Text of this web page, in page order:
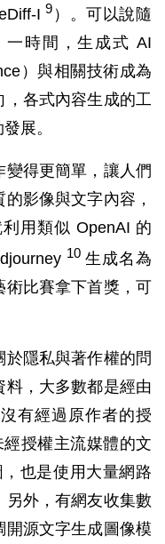
I 9 ）。可以說隨
一時間，生成式 AI
）與相關技術成為
，各式內容生成的工
展。
得更簡單，讓人們
影像與文字內容，
用類似 OpenAI 的
10生成名為
術比賽拿下首獎，可
隱私與著作權的問
料，大多數都是經由
有經過原作者的授
授權主流媒體的文
也是使用大量網路
外，有網友收集數
源文字生成圖像模